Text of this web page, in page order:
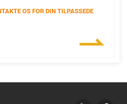
OS FOR DIN TILPASSEDE